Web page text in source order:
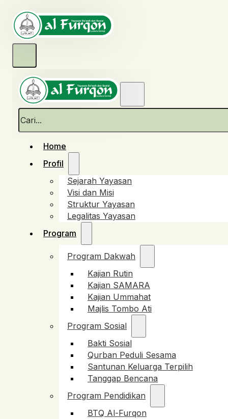
Cari
Home
Profil
Sejarah Yayasan
Visi dan Misi
Struktur Yayasan
Legalitas Yayasan
Program
Program Dakwah
Kajian Rutin
Kajian SAMARA
Kajian Ummahat
Majlis Tombo Ati
Program Sosial
Bakti Sosial
Qurban Peduli Sesama
Santunan Keluarga Terpilih
Tanggap Bencana
Program Pendidikan
BTQ Al-Furqon